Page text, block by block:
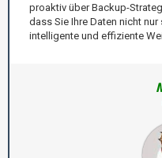
proaktiv über Backup-
dass Sie Ihre Daten nicht
intelligente und effiziente